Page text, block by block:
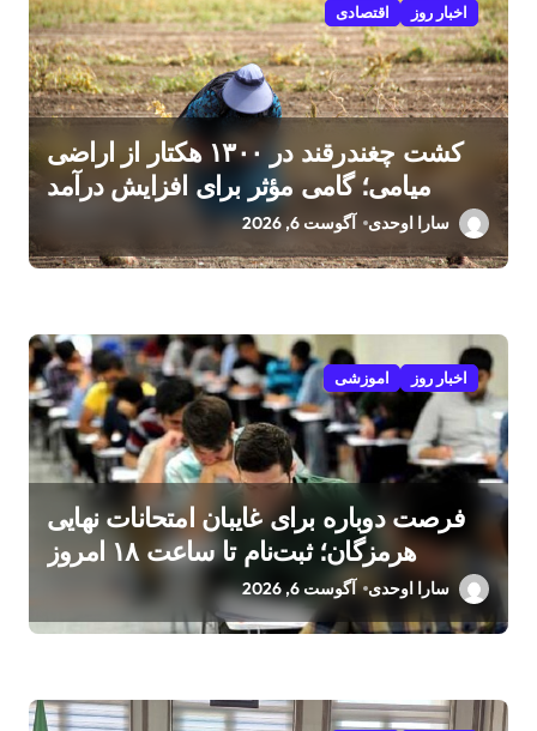
اخبار روز اقتصادی
کشت چغندرقند در ۱۳۰۰ هکتار از اراضی
میامی؛ گامی مؤثر برای افزایش درآمد
سارا اوحدی آگوست 6, 2026
اخبار روز اموزشی
فرصت دوباره برای غایبان امتحانات نهایی
هرمزگان؛ ثبت‌نام تا ساعت ۱۸ امروز
سارا اوحدی آگوست 6, 2026